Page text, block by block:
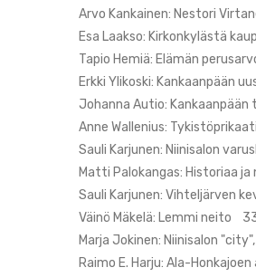
Arvo Kankainen: Nestori
Esa Laakso: Kirkonkylästä
Tapio Hemiä: Elämän
Erkki Ylikoski: Kankaanpään
Johanna Autio:
Anne Wallenius:
Sauli Karjunen: Niinisalon
Matti Palokangas: Historiaa
Sauli Karjunen: Vihteljärven
Väinö Mäkelä: Lemmi neito
Marja Jokinen: Niinisalon
Raimo E. Harju: Ala-